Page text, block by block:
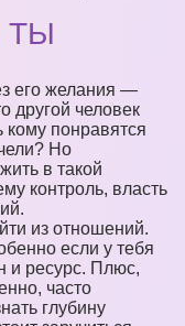
ТЫ
его желания —
другой человек
кому понравятся
Но
в такой
контроль, власть
из отношений.
если у тебя
и ресурс. Плюс,
часто
глубину